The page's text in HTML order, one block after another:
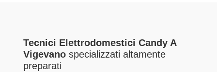
Tecnici Elettrodomestici Candy A
Vigevano specializzati altamente
preparati